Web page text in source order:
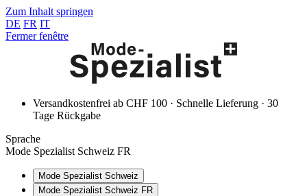
Zum Inhalt springen
DE FR IT
Fermer fenêtre
Versandkostenfrei ab CHF 100 · Schnelle Lieferung · 30
Tage Rückgabe
Sprache
Mode Spezialist Schweiz FR
Mode Spezialist Schweiz
Mode Spezialist Schweiz FR